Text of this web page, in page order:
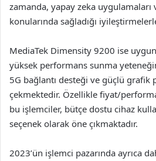
zamanda, yapay zeka
konularında sağladığı
MediaTek Dimensity 9200 ise
yüksek performans sunma
5G bağlantı desteği ve güçlü grafik
çekmektedir. Özellikle fiyat/
bu işlemciler, bütçe dostu cihaz
seçenek olarak öne çıkmaktadır.
2023’ün işlemci pazarında ayrıca